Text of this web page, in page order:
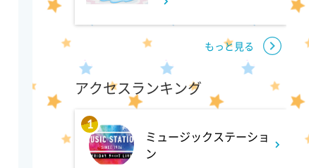
5:30
ANNスーパーJチャンネル
よる
人生の楽園 夏の1時間!ふるさ
と大好きスペシャル
もっと見る
アクセスランキング
1
ミュージックステーショ
ン